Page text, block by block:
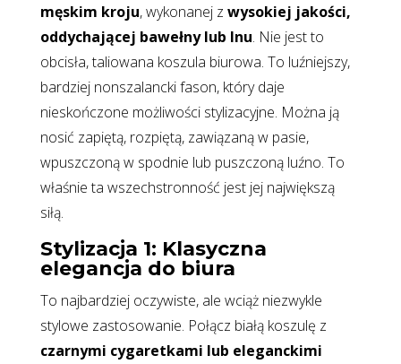
męskim kroju, wykonanej z wysokiej jakości,
oddychającej bawełny lub lnu. Nie jest to
obcisła, taliowana koszula biurowa. To luźniejszy,
bardziej nonszalancki fason, który daje
nieskończone możliwości stylizacyjne. Można ją
nosić zapiętą, rozpiętą, zawiązaną w pasie,
wpuszczoną w spodnie lub puszczoną luźno. To
właśnie ta wszechstronność jest jej największą
siłą.
Stylizacja 1: Klasyczna
elegancja do biura
To najbardziej oczywiste, ale wciąż niezwykle
stylowe zastosowanie. Połącz białą koszulę z
czarnymi cygaretkami lub eleganckimi